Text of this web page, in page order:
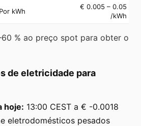
Por kWh
€ 0.005 – 0.05
/kWh
% ao preço spot para obter o
de eletricidade para
hoje: 13:00 CEST a € -0.0018
eletrodomésticos pesados